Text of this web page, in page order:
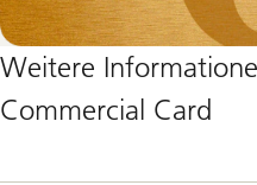
Weitere
Commercial Card